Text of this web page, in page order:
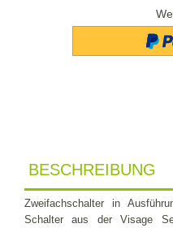
BESCHREIBUNG
Zweifachschalterin
Schalter aus der Visage